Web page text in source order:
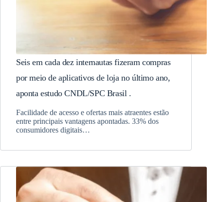
Seis em cada dez internautas fizeram compras
por meio de aplicativos de loja no último ano,
aponta estudo CNDL/SPC Brasil .
Facilidade de acesso e ofertas mais atraentes estão
entre principais vantagens apontadas. 33% dos
consumidores digitais…